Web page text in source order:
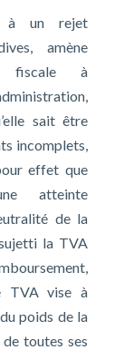
à un rejet
amène
fiscale à
sait être
incomplets,
effet que
atteinte
de la
la TVA
TVA vise à
poids de la
toutes ses